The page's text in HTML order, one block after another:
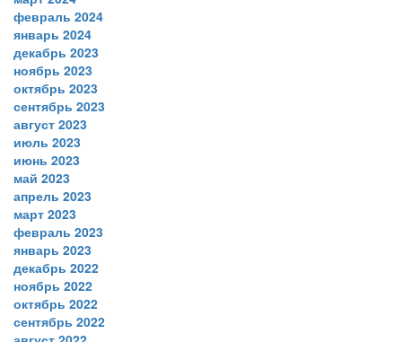
февраль 2024
январь 2024
декабрь 2023
ноябрь 2023
октябрь 2023
сентябрь 2023
август 2023
июль 2023
июнь 2023
май 2023
апрель 2023
март 2023
февраль 2023
январь 2023
декабрь 2022
ноябрь 2022
октябрь 2022
сентябрь 2022